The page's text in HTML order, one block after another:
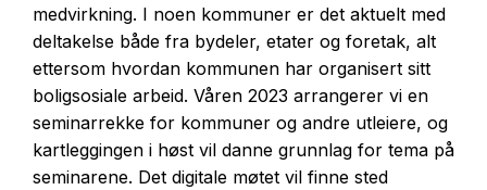
medvirkning. I noen kommuner er det aktuelt med
deltakelse både fra bydeler, etater og foretak, alt
ettersom hvordan kommunen har organisert sitt
boligsosiale arbeid. Våren 2023 arrangerer vi en
seminarrekke for kommuner og andre utleiere, og
kartleggingen i høst vil danne grunnlag for tema på
seminarene. Det digitale møtet vil finne sted